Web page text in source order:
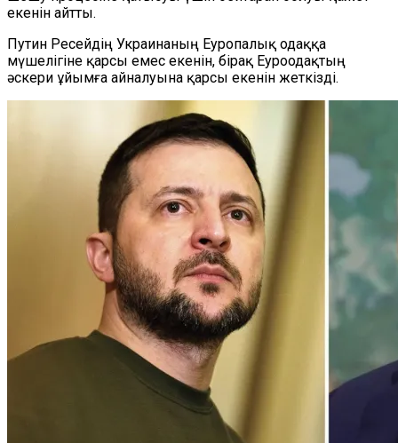
екенін айтты.
Путин Ресейдің Украинаның Еуропалық одаққа
мүшелігіне қарсы емес екенін, бірақ Еуроодақтың
әскери ұйымға айналуына қарсы екенін жеткізді.